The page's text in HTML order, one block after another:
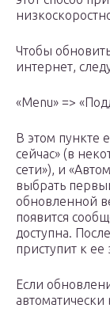
Чтобы
интернет,
«Menu» =>
В этом пункте
сейчас» (в
сети»), и
выбрать
обновленной
появится
доступна.
приступит к ее
Если